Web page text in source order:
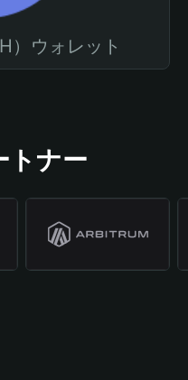
）ウォレット
トナー